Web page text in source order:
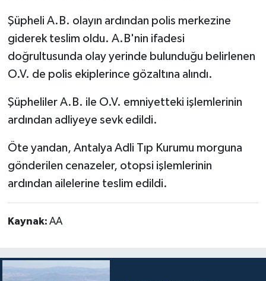
Şüpheli A.B. olayın ardından polis merkezine
giderek teslim oldu. A.B'nin ifadesi
doğrultusunda olay yerinde bulunduğu belirlenen
O.V. de polis ekiplerince gözaltına alındı.
Şüpheliler A.B. ile O.V. emniyetteki işlemlerinin
ardından adliyeye sevk edildi.
Öte yandan, Antalya Adli Tıp Kurumu morguna
gönderilen cenazeler, otopsi işlemlerinin
ardından ailelerine teslim edildi.
Kaynak: AA